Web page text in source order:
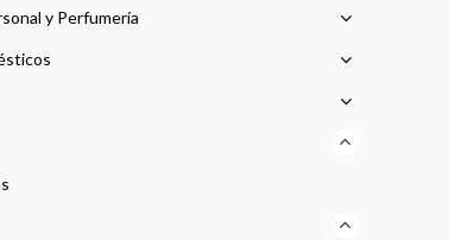
y Perfumería